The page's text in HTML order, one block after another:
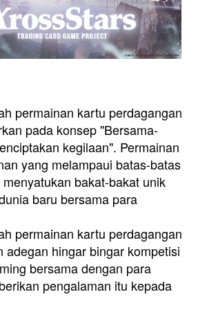
permainan kartu perdagangan
pada konsep "Bersama-
kegilaan". Permainan
yang melampaui batas-batas
bakat-bakat unik
baru bersama para
permainan kartu perdagangan
adegan hingar bingar kompetisi
bersama dengan para
pengalaman itu kepada